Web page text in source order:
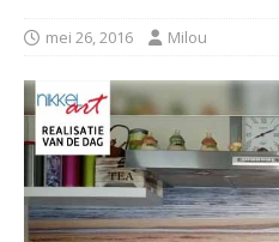
mei 26, 2016 Milou